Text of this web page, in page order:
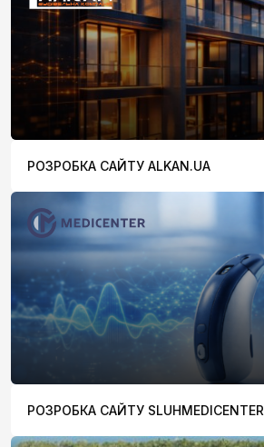
РОЗРОБКА САЙТУ ALKAN.UA
РОЗРОБКА САЙТУ SLUHMEDICENTER